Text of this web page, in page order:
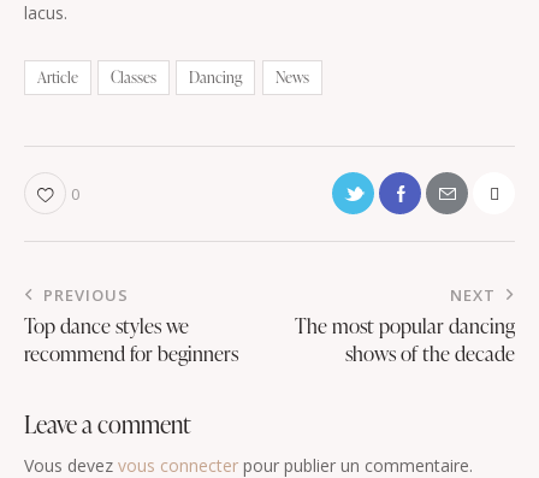
lacus.
Article Classes Dancing News
0
PREVIOUS
Top dance styles we
recommend for beginners
NEXT
The most popular dancing
shows of the decade
leave a comment
Vous devez vous connecter pour publier un commentaire.